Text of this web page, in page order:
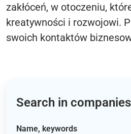
zakłóceń, w otoczeniu,
kreatywności i rozwojowi.
swoich kontaktów
Search in companies
Name, keywords